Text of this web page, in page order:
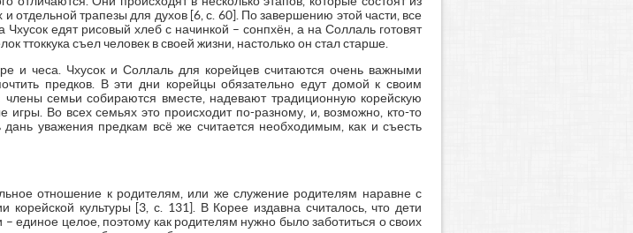
отдельной трапезы для духов [6, с. 60]. По завершению этой части, все
едят рисовый хлеб с начинкой – сонпхён, а на Соллаль готовят
ттоккука съел человек в своей жизни, настолько он стал старше.
и чеса. Чхусок и Соллаль для корейцев считаются очень важными
предков. В эти дни корейцы обязательно едут домой к своим
члены семьи собираются вместе, надевают традиционную корейскую
Во всех семьях это происходит по-разному, и, возможно, кто-то
уважения предкам всё же считается необходимым, как и съесть
отношение к родителям, или же служение родителям наравне с
культуры [3, с. 131]. В Корее издавна считалось, что дети
единое целое, поэтому как родителям нужно было заботиться о своих